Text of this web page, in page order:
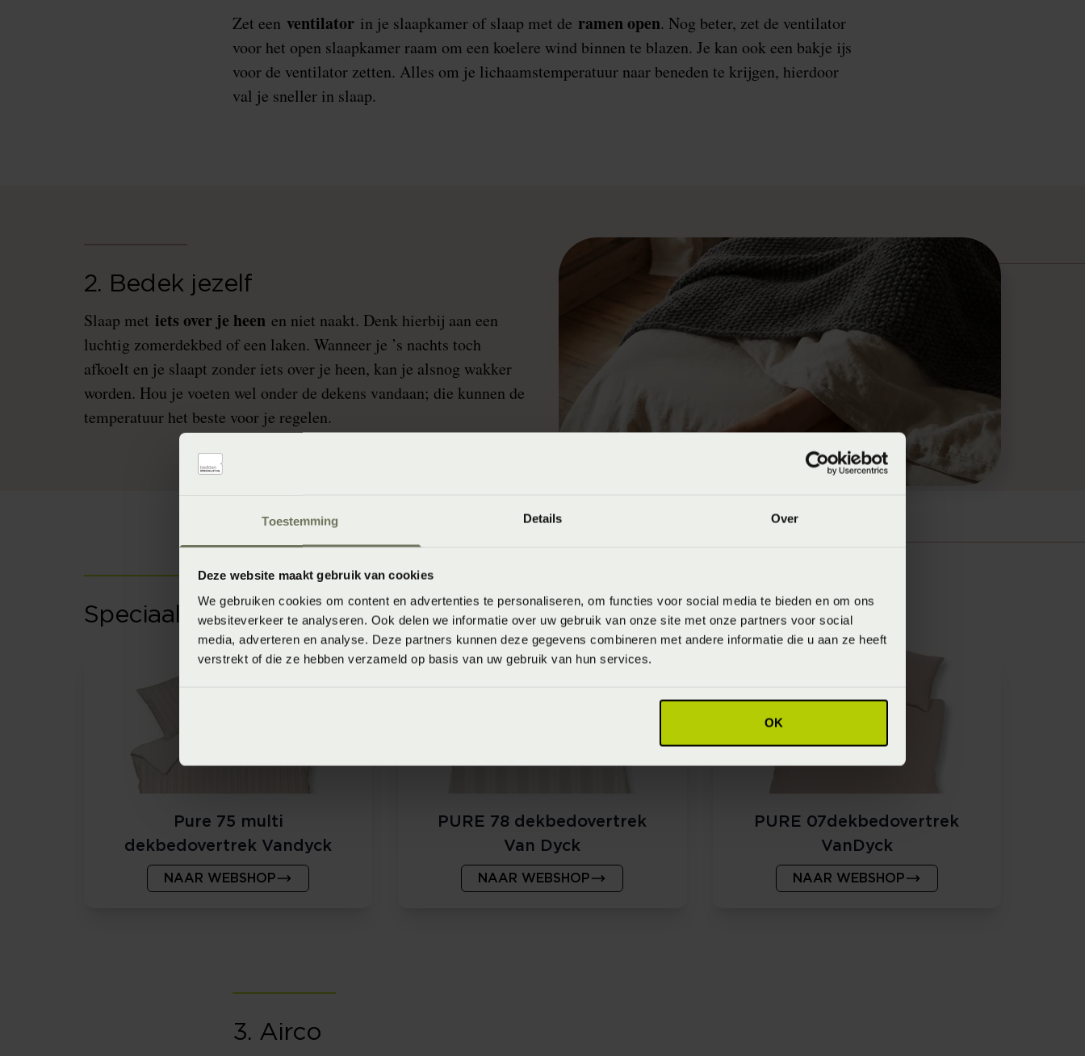
Toestemming Details Over
Deze website maakt gebruik van cookies
We gebruiken cookies om content en advertenties te personaliseren, om functies voor social media te bieden en om ons
websiteverkeer te analyseren. Ook delen we informatie over uw gebruik van onze site met onze partners voor social
media, adverteren en analyse. Deze partners kunnen deze gegevens combineren met andere informatie die u aan ze heeft
verstrekt of die ze hebben verzameld op basis van uw gebruik van hun services.
OK
Zet een ventilator in je slaapkamer of slaap met de ramen open. Nog beter, zet de ventilator
voor het open slaapkamer raam om een koelere wind binnen te blazen. Je kan ook een bakje ijs
voor de ventilator zetten. Alles om je lichaamstemperatuur naar beneden te krijgen, hierdoor
val je sneller in slaap.
2. Bedek jezelf
Slaap met iets over je heen en niet naakt. Denk hierbij aan een
luchtig zomerdekbed of een laken. Wanneer je ’s nachts toch
afkoelt en je slaapt zonder iets over je heen, kan je alsnog wakker
worden. Hou je voeten wel onder de dekens vandaan; die kunnen de
temperatuur het beste voor je regelen.
Speciaal linnen/katoen bedtextiel voor de warme zomerse nachten
Pure 75 multi
dekbedovertrek Vandyck
NAAR WEBSHOP
PURE 78 dekbedovertrek
Van Dyck
NAAR WEBSHOP
PURE 07dekbedovertrek
VanDyck
NAAR WEBSHOP
3. Airco